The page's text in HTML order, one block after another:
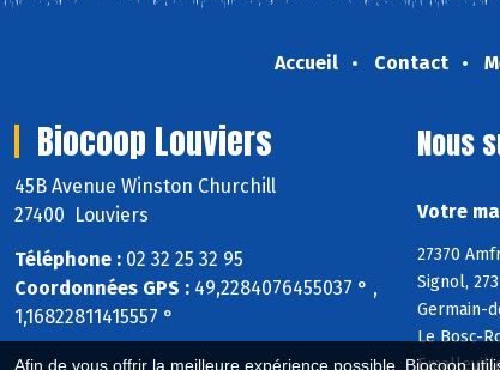
Afin de vous offrir la meilleure expérience possible, Biocoop
Accueil Contact
Biocoop Louviers
45B Avenue Winston Churchill
27400 Louviers
Téléphone : 02 32 25 32 95
Coordonnées GPS : 49,2284076455037 ° ,
1,16822811415557 °
Nous
Votre
27370
Signol,
Germain-
Le Bosc-